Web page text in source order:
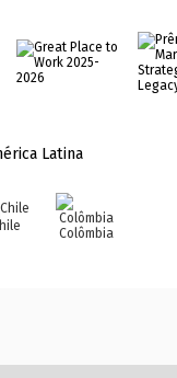
Latina
Colômbia